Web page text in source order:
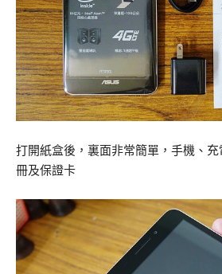
打開紙盒後，裏面非常簡單，手機、
冊及保證卡